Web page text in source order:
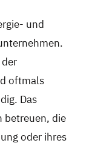
und
oftmals
Das
betreuen, die
oder ihres